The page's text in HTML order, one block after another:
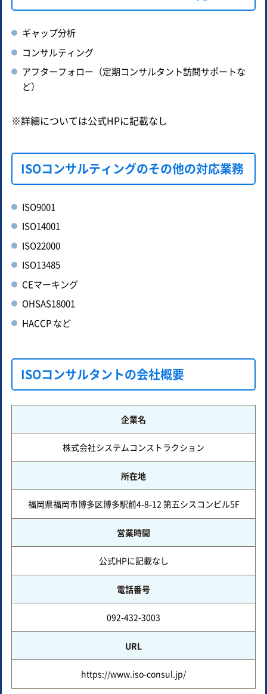
ギャップ分析
コンサルティング
アフターフォロー（定期コンサルタント訪問サポートな
ど）
※詳細については公式HPに記載なし
ISOコンサルティングのその他の対応業務
ISO9001
ISO14001
ISO22000
ISO13485
CEマーキング
OHSAS18001
HACCP など
ISOコンサルタントの会社概要
企業名
株式会社システムコンストラクション
所在地
福岡県福岡市博多区博多駅前4-8-12 第五シスコンビル5F
営業時間
公式HPに記載なし
電話番号
092-432-3003
URL
https://www.iso-consul.jp/